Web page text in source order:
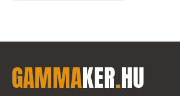
GAMMAKER.HU